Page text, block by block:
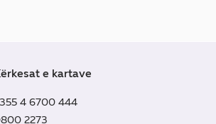
e kartave
4 6700 444
2273